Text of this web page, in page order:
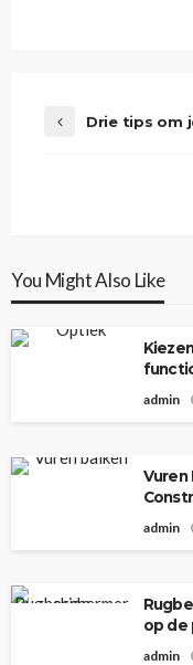
Drie tips om
You Might Also Like
admin
Vuren
admin
op de
admin